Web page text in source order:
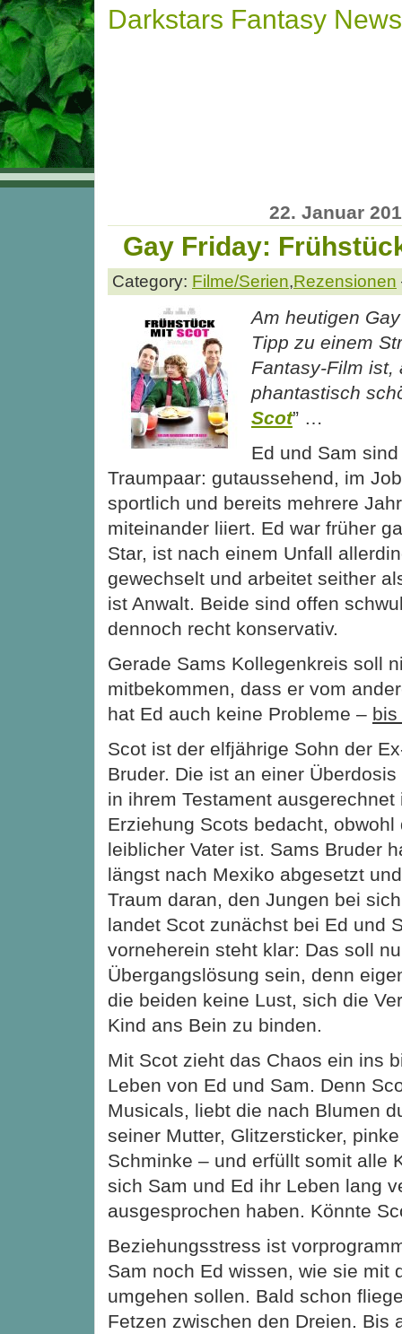
Darkstars Fantasy News
22. Januar
Gay Friday:
Category: Filme/Serien,Rezensionen
Am heutigen
Tipp zu einem
Fantasy-Film ist,
phantastisch
Scot” …
Ed und Sam
Traumpaar: gutaussehend, im
sportlich und bereits mehrere
miteinander liiert. Ed war früher
Star, ist nach einem Unfall
gewechselt und arbeitet seither
ist Anwalt. Beide sind offen
dennoch recht konservativ.
Gerade Sams Kollegenkreis soll
mitbekommen, dass er vom
hat Ed auch keine Probleme – bis
Scot ist der elfjährige Sohn der
Bruder. Die ist an einer
in ihrem Testament
Erziehung Scots bedacht,
leiblicher Vater ist. Sams Bruder
längst nach Mexiko abgesetzt
Traum daran, den Jungen bei
landet Scot zunächst bei Ed und
vorneherein steht klar: Das soll
Übergangslösung sein, denn
die beiden keine Lust, sich die
Kind ans Bein zu binden.
Mit Scot zieht das Chaos ein ins
Leben von Ed und Sam. Denn
Musicals, liebt die nach Blumen
seiner Mutter, Glitzersticker,
Schminke – und erfüllt somit alle
sich Sam und Ed ihr Leben lang
ausgesprochen haben. Könnte
Beziehungsstress ist
Sam noch Ed wissen, wie sie mit
umgehen sollen. Bald schon
Fetzen zwischen den Dreien. Bis